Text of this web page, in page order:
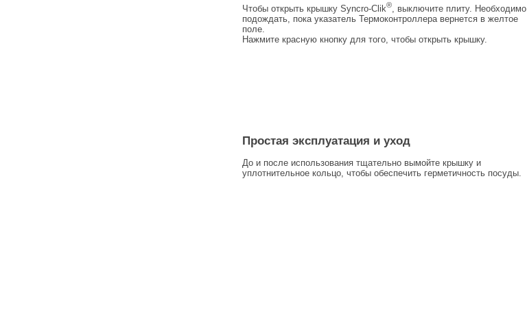
Чтобы открыть крышку Syncro-Clik®, выключите плиту. Необходимо
подождать, пока указатель Термоконтроллера вернется в желтое
поле.
Нажмите красную кнопку для того, чтобы открыть крышку.
Простая эксплуатация и уход
До и после использования тщательно вымойте крышку и
уплотнительное кольцо, чтобы обеспечить герметичность посуды.